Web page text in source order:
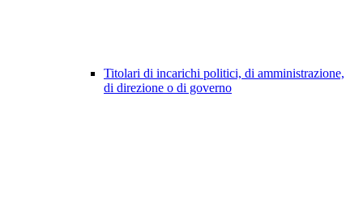
Titolari di incarichi politici, di amministrazione,
di direzione o di governo